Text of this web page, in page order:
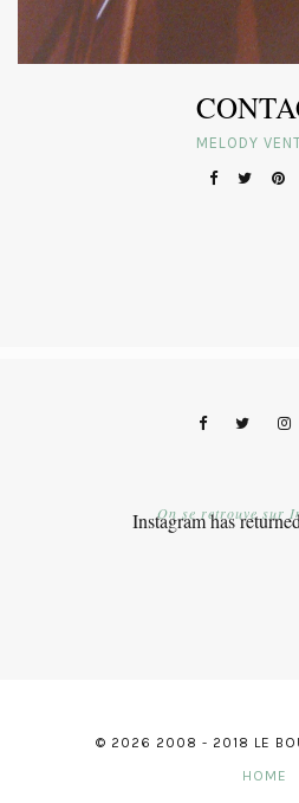
MELODY
Instagram has
On se retrouve sur
© 2026 2008 - 2018 LE
HOME